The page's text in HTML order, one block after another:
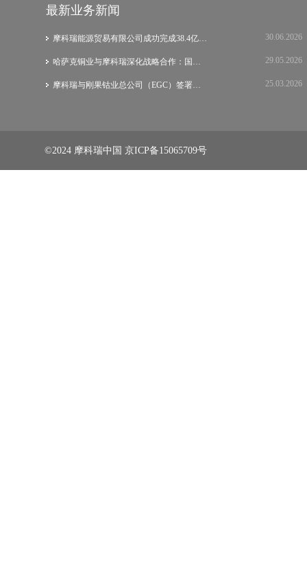
最新业务新闻
摩科瑞能源贸易有限公司成功完成38.4亿美元… 30.06.2026
哈萨克铜业与摩科瑞深化战略合作：国际集团… 29.05.2026
摩科瑞与刚果钴业总公司（EGC）签署战略谅… 25.03.2026
©2024 摩科瑞中国 京ICP备15065709号